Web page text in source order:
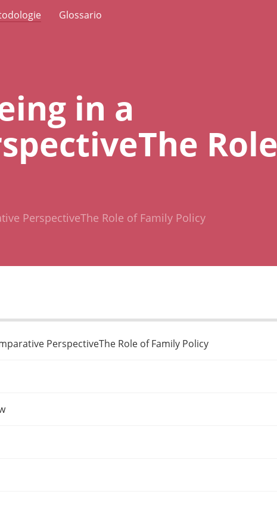
Glossario
in a
Role
PerspectiveThe Role of Family Policy
PerspectiveThe Role of Family Policy